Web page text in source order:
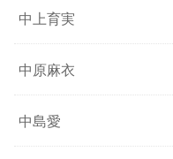
中上育実
中原麻衣
中島愛